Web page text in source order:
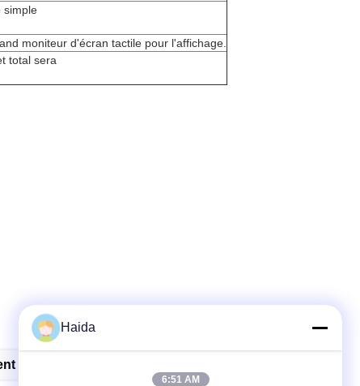
simple
moniteur d'écran tactile pour l'affichage.
total sera
D'essai De Fatigue
Haida
6:51 AM